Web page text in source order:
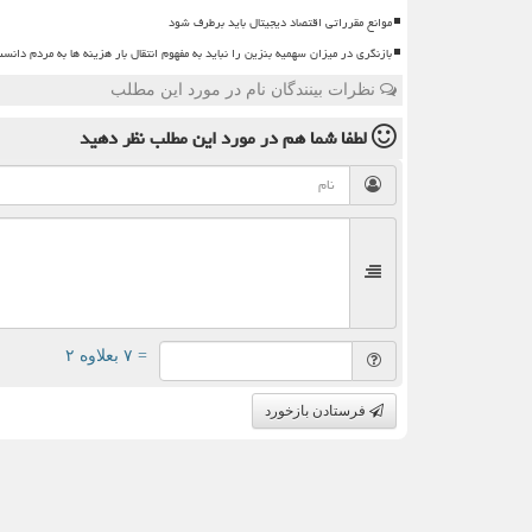
موانع مقرراتی اقتصاد دیجیتال باید برطرف شود
بازنگری در میزان سهمیه بنزین را نباید به مفهوم انتقال بار هزینه ها به مردم
نظرات بینندگان نام در مورد این مطلب
لطفا شما همدر مورد این مطلبنظر دهید
= ۷ بعلاوه ۲
فرستادن بازخورد